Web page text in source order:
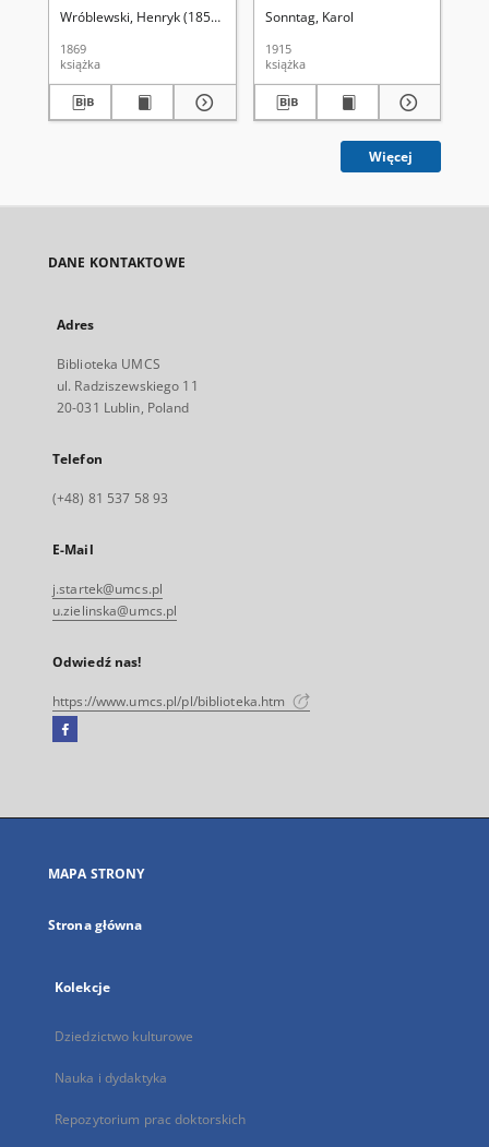
Wróblewski, Henryk (1850-1915) Piccard, Leon (1843-1917). Il.
1869
książka
Sonntag, Karol
1915
książka
Więcej
DANE KONTAKTOWE
Adres
Biblioteka UMCS
ul. Radziszewskiego 11
20-031 Lublin, Poland
Telefon
(+48) 81 537 58 93
E-Mail
j.startek@umcs.pl
u.zielinska@umcs.pl
Odwiedź nas!
https://www.umcs.pl/pl/biblioteka.htm
Facebook
się
karcie
MAPA STRONY
Strona główna
Kolekcje
Dziedzictwo kulturowe
Nauka i dydaktyka
Repozytorium prac doktorskich